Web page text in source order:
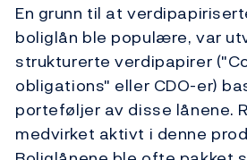
En grunn til at
boliglån ble populære, var
strukturerte verdipapirer
obligations" eller CDO-er)
porteføljer av disse lånene.
medvirket aktivt i denne